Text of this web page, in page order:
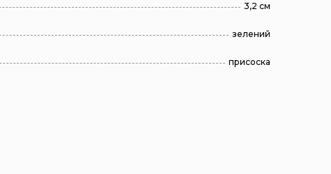
3,2 см
зелений
присоска